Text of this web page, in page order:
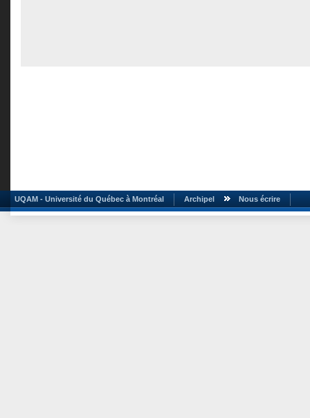
UQAM - Université du Québec à Montréal Archipel Nous écrire